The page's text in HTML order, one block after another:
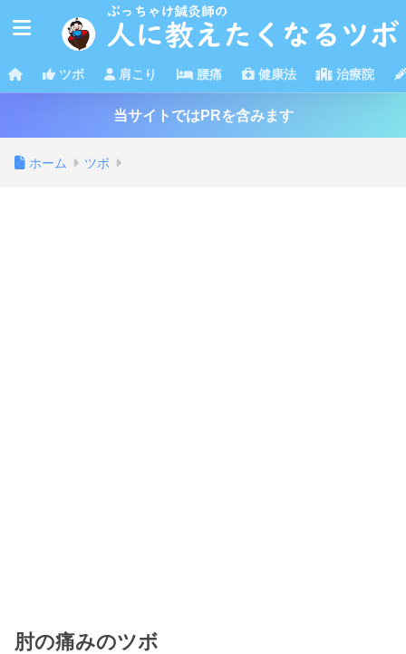
ツボ 肩こり 腰痛 健康法 治療院
当サイトではPRを含みます
ホーム ツボ
肘の痛みのツボ